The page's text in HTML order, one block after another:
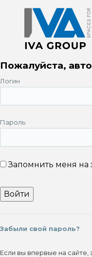
Пожалуйста,
Логин
Пароль
Запомнить меня на
Забыли свой пароль?
Если вы впервые на сайте,